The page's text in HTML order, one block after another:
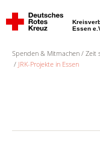
Essen
Spenden & Mitmachen Zeit
JRK-Projekte in Essen